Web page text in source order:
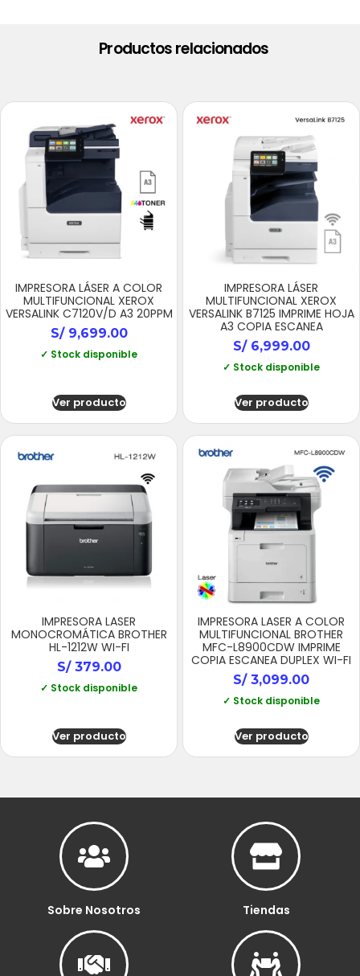
Productos relacionados
IMPRESORA LÁSER A COLOR
MULTIFUNCIONAL XEROX
VERSALINK C7120V/D A3 20PPM
S/9,699.00
✓ Stock disponible
Ver producto
IMPRESORA LÁSER
MULTIFUNCIONAL XEROX
VERSALINK B7125 IMPRIME HOJA
A3 COPIA ESCANEA
S/6,999.00
✓ Stock disponible
Ver producto
IMPRESORA LASER
MONOCROMÁTICA BROTHER
HL-1212W WI-FI
S/379.00
✓ Stock disponible
Ver producto
IMPRESORA LASER A COLOR
MULTIFUNCIONAL BROTHER
MFC-L8900CDW IMPRIME
COPIA ESCANEA DUPLEX WI-FI
S/3,099.00
✓ Stock disponible
Ver producto
Sobre Nosotros Tiendas